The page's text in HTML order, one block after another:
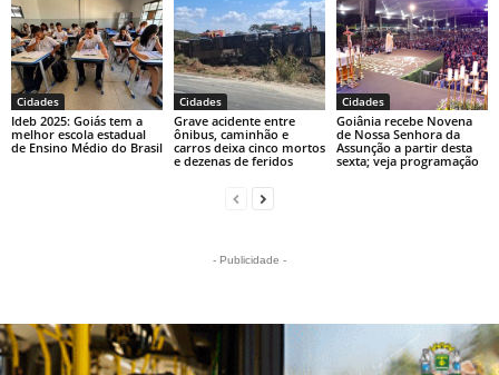
Cidades
Ideb 2025: Goiás tem a
melhor escola estadual
de Ensino Médio do Brasil
Cidades
Grave acidente entre
ônibus, caminhão e
carros deixa cinco mortos
e dezenas de feridos
Cidades
Goiânia recebe Novena
de Nossa Senhora da
Assunção a partir desta
sexta; veja programação
- Publicidade -